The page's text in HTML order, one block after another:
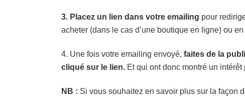
3. Placez un lien dans votre emailing pour
acheter (dans le cas d’une boutique en ligne) ou
4. Une fois votre emailing envoyé, faites de la
cliqué sur le lien. Et qui ont donc montré un
NB : Si vous souhaitez en savoir plus sur la façon